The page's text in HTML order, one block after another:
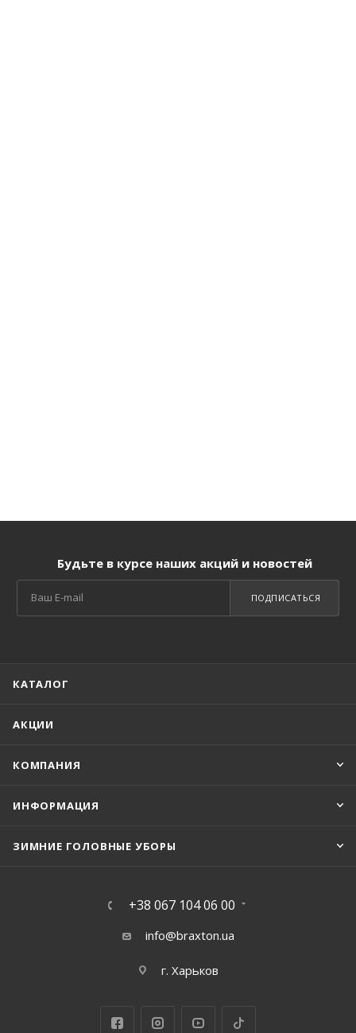
Будьте в курсе наших акций и новостей
ПОДПИСАТЬСЯ
КАТАЛОГ
АКЦИИ
КОМПАНИЯ
ИНФОРМАЦИЯ
ЗИМНИЕ ГОЛОВНЫЕ УБОРЫ
+38 067 104 06 00
info@braxton.ua
г. Харьков